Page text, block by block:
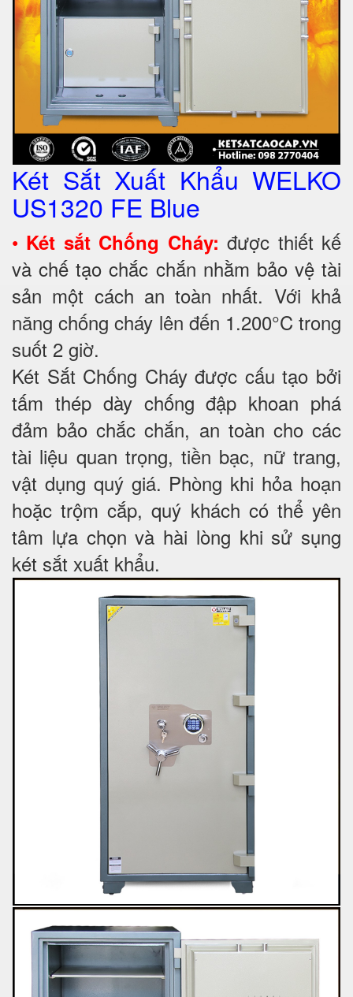
Két Sắt Xuất Khẩu WELKO
US1320 FE Blue
• Két sắt Chống Cháy: được thiết kế
và chế tạo chắc chắn nhằm bảo vệ tài
sản một cách an toàn nhất. Với khả
năng chống cháy lên đến 1.200°C trong
suốt 2 giờ.
Két Sắt Chống Cháy được cấu tạo bởi
tấm thép dày chống đập khoan phá
đảm bảo chắc chắn, an toàn cho các
tài liệu quan trọng, tiền bạc, nữ trang,
vật dụng quý giá. Phòng khi hỏa hoạn
hoặc trộm cắp, quý khách có thể yên
tâm lựa chọn và hài lòng khi sử sụng
két sắt xuất khẩu.